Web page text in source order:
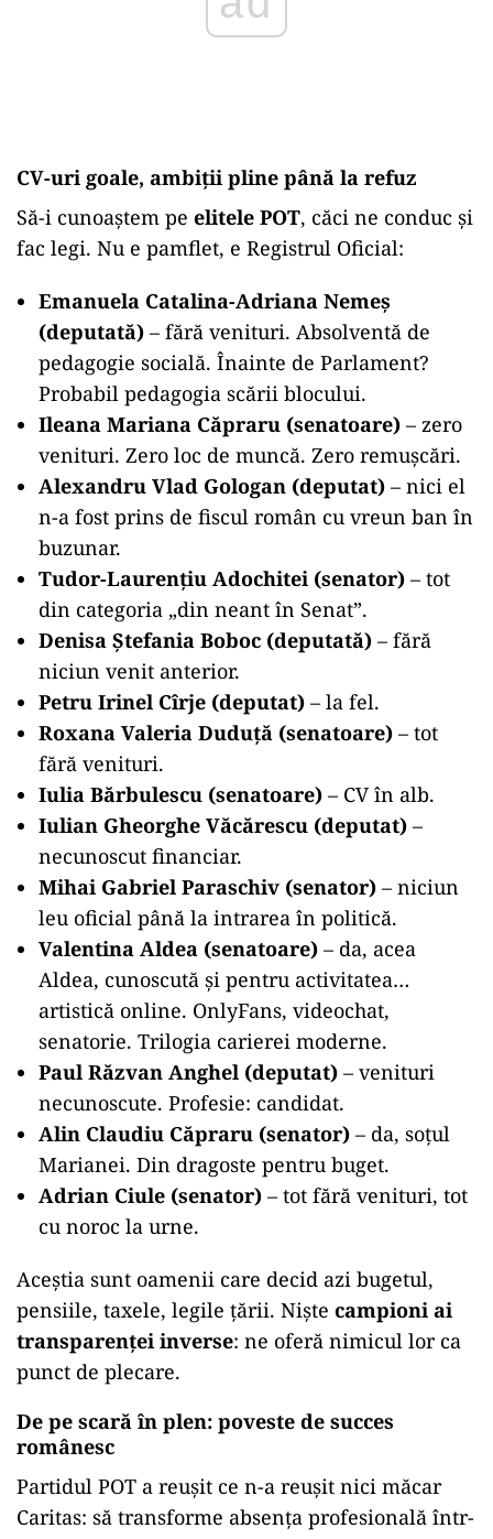
CV-uri goale, ambiții pline până la refuz
Să-i cunoaștem pe elitele POT, căci ne conduc și
fac legi. Nu e pamflet, e Registrul Oficial:
Emanuela Catalina-Adriana Nemeș
(deputată) – fără venituri. Absolventă de
pedagogie socială. Înainte de Parlament?
Probabil pedagogia scării blocului.
Ileana Mariana Căpraru (senatoare) – zero
venituri. Zero loc de muncă. Zero remușcări.
Alexandru Vlad Gologan (deputat) – nici el
n-a fost prins de fiscul român cu vreun ban în
buzunar.
Tudor-Laurențiu Adochitei (senator) – tot
din categoria „din neant în Senat”.
Denisa Ștefania Boboc (deputată) – fără
niciun venit anterior.
Petru Irinel Cîrje (deputat) – la fel.
Roxana Valeria Duduță (senatoare) – tot
fără venituri.
Iulia Bărbulescu (senatoare) – CV în alb.
Iulian Gheorghe Văcărescu (deputat) –
necunoscut financiar.
Mihai Gabriel Paraschiv (senator) – niciun
leu oficial până la intrarea în politică.
Valentina Aldea (senatoare) – da, acea
Aldea, cunoscută și pentru activitatea…
artistică online. OnlyFans, videochat,
senatorie. Trilogia carierei moderne.
Paul Răzvan Anghel (deputat) – venituri
necunoscute. Profesie: candidat.
Alin Claudiu Căpraru (senator) – da, soțul
Marianei. Din dragoste pentru buget.
Adrian Ciule (senator) – tot fără venituri, tot
cu noroc la urne.
Aceștia sunt oamenii care decid azi bugetul,
pensiile, taxele, legile țării. Niște campioni ai
transparenței inverse: ne oferă nimicul lor ca
punct de plecare.
De pe scară în plen: poveste de succes
românesc
Partidul POT a reușit ce n-a reușit nici măcar
Caritas: să transforme absența profesională într-